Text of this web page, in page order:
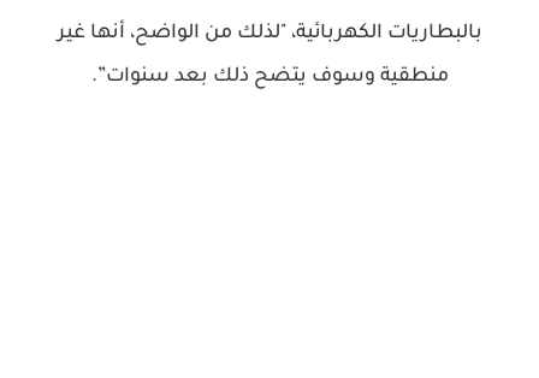
بالبطاريات الكهربائية، "لذلك من الواضح، أنها غير
منطقية وسوف يتضح ذلك بعد سنوات”.